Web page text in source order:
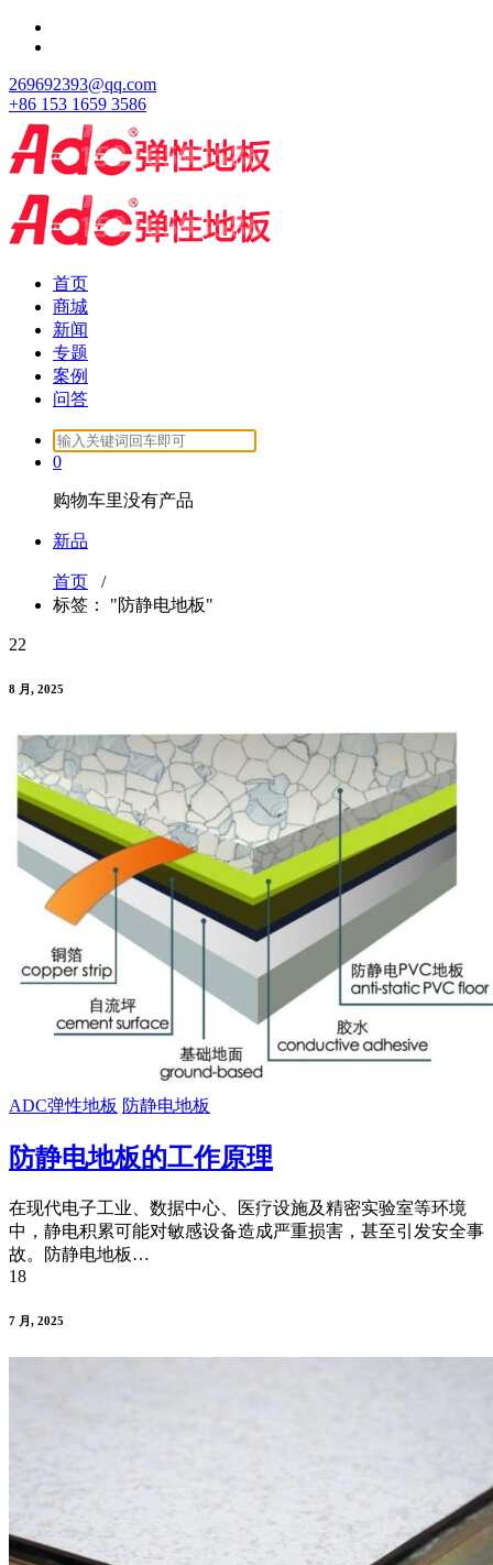
文
269692393@qq.com
+86 153 1659 3586
首页
商城
新闻
专题
案例
问答
Search
for:
0
购物车里没有产品
新品
首页 /
标签： "防静电地板"
22
8 月, 2025
ADC弹性地板 防静电地板
防静电地板的工作原理
在现代电子工业、数据中心、医疗设施及精密实验室等环境
中，静电积累可能对敏感设备造成严重损害，甚至引发安全事
故。防静电地板…
18
7 月, 2025